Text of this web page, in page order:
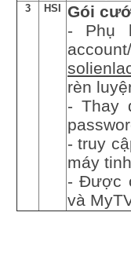
3 HSI
Gói
- Phụ
rèn
- Thay
- truy
máy tinh
- Được
và